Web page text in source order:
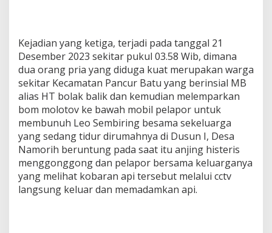
Kejadian yang ketiga, terjadi pada tanggal 21
Desember 2023 sekitar pukul 03.58 Wib, dimana
dua orang pria yang diduga kuat merupakan warga
sekitar Kecamatan Pancur Batu yang berinsial MB
alias HT bolak balik dan kemudian melemparkan
bom molotov ke bawah mobil pelapor untuk
membunuh Leo Sembiring besama sekeluarga
yang sedang tidur dirumahnya di Dusun I, Desa
Namorih beruntung pada saat itu anjing histeris
menggonggong dan pelapor bersama keluarganya
yang melihat kobaran api tersebut melalui cctv
langsung keluar dan memadamkan api.